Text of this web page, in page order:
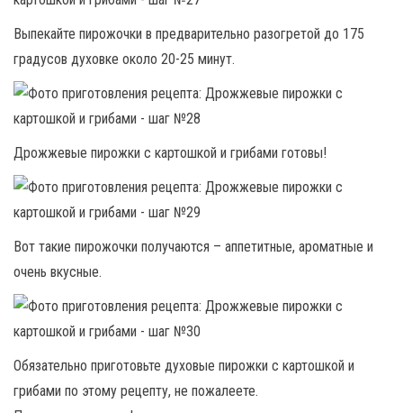
Выпекайте пирожочки в предварительно разогретой до 175
градусов духовке около 20-25 минут.
Дрожжевые пирожки с картошкой и грибами готовы!
Вот такие пирожочки получаются – аппетитные, ароматные и
очень вкусные.
Обязательно приготовьте духовые пирожки с картошкой и
грибами по этому рецепту, не пожалеете.